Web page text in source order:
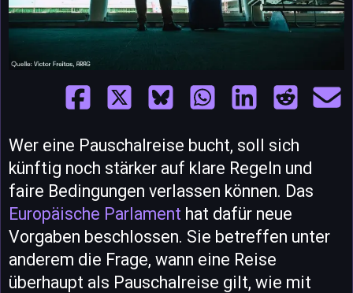
Wer eine Pauschalreise bucht, soll sich
künftig noch stärker auf klare Regeln und
faire Bedingungen verlassen können. Das
Europäische Parlament hat dafür neue
Vorgaben beschlossen. Sie betreffen unter
anderem die Frage, wann eine Reise
überhaupt als Pauschalreise gilt, wie mit